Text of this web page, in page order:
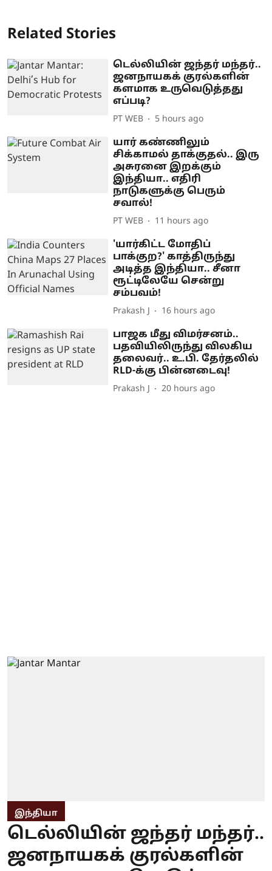
Related Stories
டெல்லியின் ஜந்தர் மந்தர்..
ஜனநாயகக் குரல்களின்
களமாக உருவெடுத்தது
எப்படி?
PT WEB 5 hours ago
யார் கண்ணிலும்
சிக்காமல் தாக்குதல்.. இரு
அசுரனை இறக்கும்
இந்தியா.. எதிரி
நாடுகளுக்கு பெரும்
சவால்!
PT WEB 11 hours ago
'யார்கிட்ட மோதிப்
பாக்குற?' காத்திருந்து
அடித்த இந்தியா.. சீனா
ரூட்டிலேயே சென்று
சம்பவம்!
Prakash J 16 hours ago
பாஜக மீது விமர்சனம்..
பதவியிலிருந்து விலகிய
தலைவர்.. உ.பி. தேர்தலில்
RLD-க்கு பின்னடைவு!
Prakash J 20 hours ago
இந்தியா
டெல்லியின் ஜந்தர் மந்தர்..
ஜனநாயகக் குரல்களின்